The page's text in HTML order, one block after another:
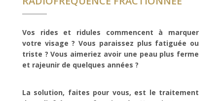
Vos rides et ridules commencent à marquer
votre visage ? Vous paraissez plus fatiguée ou
triste ? Vous aimeriez avoir une peau plus ferme
et rajeunir de quelques années ?
La solution, faites pour vous, est le traitement